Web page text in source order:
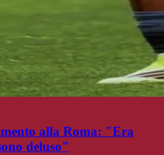
alla Roma: "Era
deluso"